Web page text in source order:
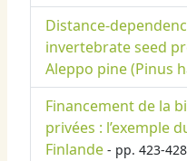
Distance-
invertebrate seed
Aleppo pine (Pinus
Financement de la
privées : l’exemple
Finlande - pp. 423-